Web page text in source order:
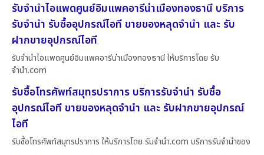
รับจำนำไอแพดศูนย์อิมแพคอารีน่าเมืองทองธานี บริการ
รับจำนำ รับซื้ออุปกรณ์ไอที ขายของหลุดจำนำ และ รับ
ฝากขายอุปกรณ์ไอที
รับจำนำไอแพดศูนย์อิมแพคอารีน่าเมืองทองธานี ให้บริการโดย รับ
จํานํา.com
รับซื้อโทรศัพท์สมุทรปราการ บริการรับจำนำ รับซื้อ
อุปกรณ์ไอที ขายของหลุดจำนำ และ รับฝากขายอุปกรณ์
ไอที
รับซื้อโทรศัพท์สมุทรปราการ ให้บริการโดย รับจํานํา.com บริการรับจำนำของ